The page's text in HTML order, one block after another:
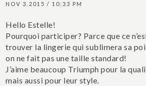
NOV 3.2015 / 10:33 PM
Hello Estelle!
Pourquoi participer? Parce que ce
trouver la lingerie qui sublimera sa
on ne fait pas une taille standard!
J’aime beaucoup Triumph pour la
mais aussi pour leur style.